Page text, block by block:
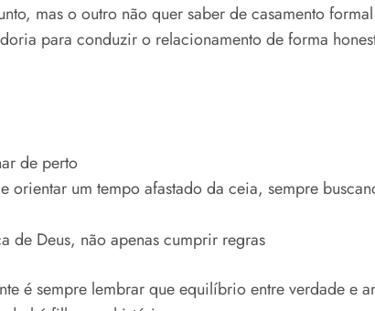
mas o outro não quer saber de casamento
para conduzir o relacionamento de forma
de perto
um tempo afastado da ceia, sempre
de Deus, não apenas cumprir regras
é sempre lembrar que equilíbrio entre verdade e